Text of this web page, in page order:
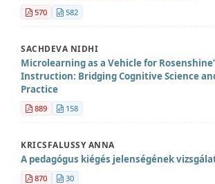
570 582
SACHDEVA NIDHI
Microlearning as a Vehicle for
Instruction: Bridging Cognitive Science
Practice
889 158
KRICSFALUSSY ANNA
A pedagógus kiégés jelenségének
870 30